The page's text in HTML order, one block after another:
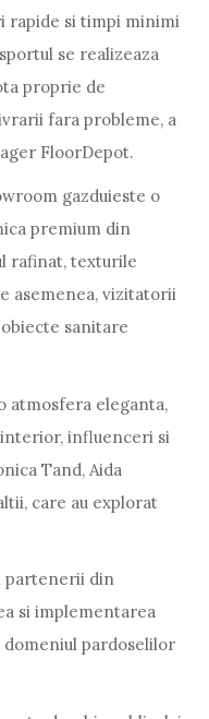
rapide si timpi minimi
se realizeaza
proprie de
fara probleme, a
FloorDepot.
gazduieste o
premium din
rafinat, texturile
asemenea, vizitatorii
sanitare
atmosfera eleganta,
influenceri si
Tand, Aida
care au explorat
partenerii din
si implementarea
pardoselilor